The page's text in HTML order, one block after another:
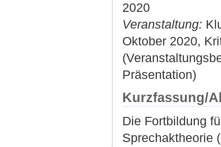
2020
Veranstaltung:
Oktober 2020,
Präsentation)
Kurzfassung/
Die Fortbildung
Sprechaktheorie